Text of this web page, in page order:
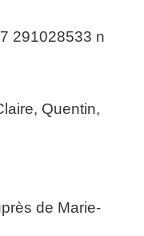
Quentin,
de Marie-